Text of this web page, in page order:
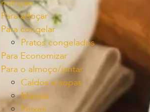
nutrição
Para adoçar
Para congelar
Pratos congelados
Para Economizar
Para o almoço/jantar
Caldos e sopas
Massas
Peixes